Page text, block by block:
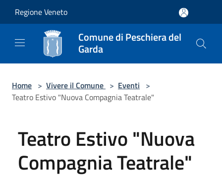
Regione Veneto
Comune di Peschiera del
Garda
Home > Vivere il Comune > Eventi >
Teatro Estivo "Nuova Compagnia Teatrale"
Teatro Estivo "Nuova
Compagnia Teatrale"